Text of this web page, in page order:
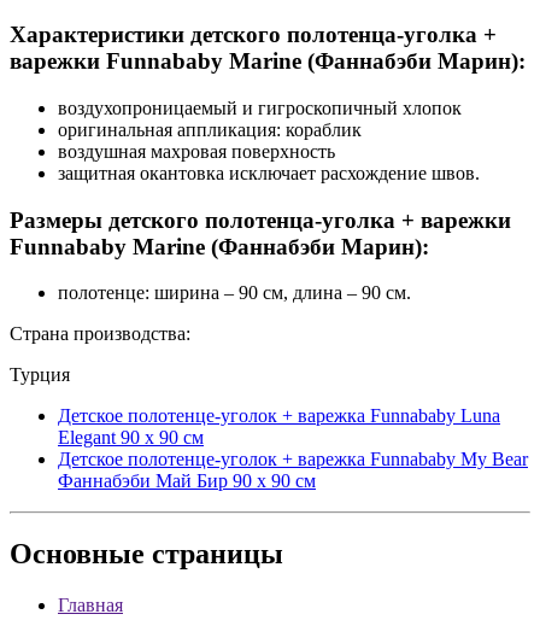
Характеристики детского полотенца-уголка +
варежки Funnababy Marine (Фаннабэби Марин):
воздухопроницаемый и гигроскопичный хлопок
оригинальная аппликация: кораблик
воздушная махровая поверхность
защитная окантовка исключает расхождение швов.
Размеры детского полотенца-уголка + варежки
Funnababy Marine (Фаннабэби Марин):
полотенце: ширина – 90 см, длина – 90 см.
Страна производства:
Турция
Детское полотенце-уголок + варежка Funnababy Luna
Elegant 90 х 90 см
Детское полотенце-уголок + варежка Funnababy My Bear
Фаннабэби Май Бир 90 х 90 см
Основные страницы
Главная